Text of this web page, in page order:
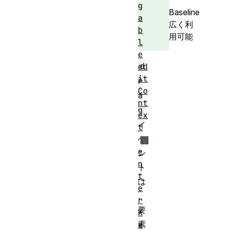
Baseline
広く利
用可能
d
r
a
g
イ
ベ
ン
ト
は
、
要
素
g
a
b
l
e
ed
it
Co
nt
ex
t
e
n
t
e
r
K
e